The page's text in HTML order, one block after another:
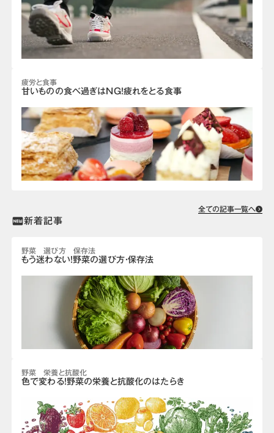
疲労と食事
甘いものの食べ過ぎはNG！疲れをとる食事
全ての記事一覧へ
fiber_new新着記事
野菜 選び方 保存法
もう迷わない！野菜の選び方・保存法
野菜 栄養と抗酸化
色で変わる！野菜の栄養と抗酸化のはたらき